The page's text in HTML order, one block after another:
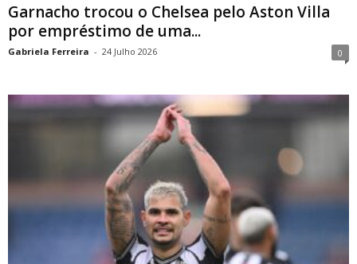
Garnacho trocou o Chelsea pelo Aston Villa
por empréstimo de uma...
Gabriela Ferreira - 24 Julho 2026 0